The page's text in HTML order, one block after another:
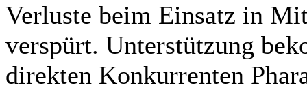
Verluste beim Einsatz in
verspürt. Unterstützung
direkten Konkurrenten